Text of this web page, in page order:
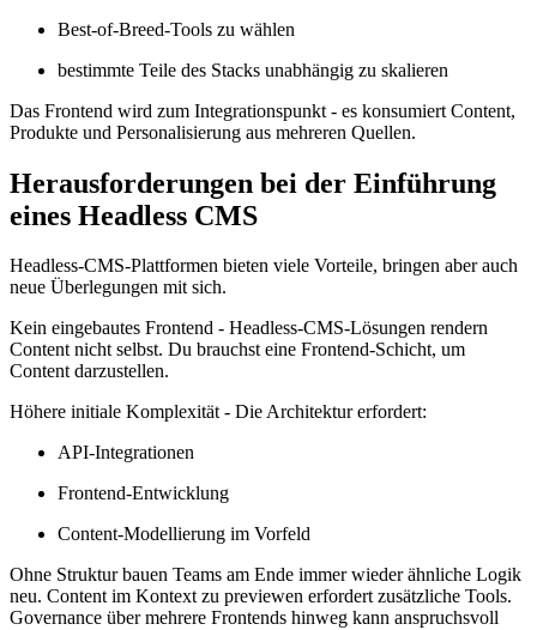
Best-of-Breed-Tools zu wählen
bestimmte Teile des Stacks unabhängig zu skalieren
Das Frontend wird zum Integrationspunkt - es konsumiert Content,
Produkte und Personalisierung aus mehreren Quellen.
Herausforderungen bei der Einführung
eines Headless CMS
Headless-CMS-Plattformen bieten viele Vorteile, bringen aber auch
neue Überlegungen mit sich.
Kein eingebautes Frontend - Headless-CMS-Lösungen rendern
Content nicht selbst. Du brauchst eine Frontend-Schicht, um
Content darzustellen.
Höhere initiale Komplexität - Die Architektur erfordert:
API-Integrationen
Frontend-Entwicklung
Content-Modellierung im Vorfeld
Ohne Struktur bauen Teams am Ende immer wieder ähnliche Logik
neu. Content im Kontext zu previewen erfordert zusätzliche Tools.
Governance über mehrere Frontends hinweg kann anspruchsvoll